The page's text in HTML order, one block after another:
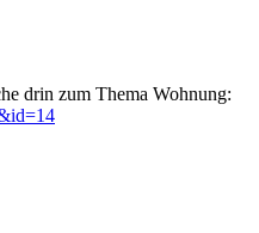
drin zum Thema Wohnung: